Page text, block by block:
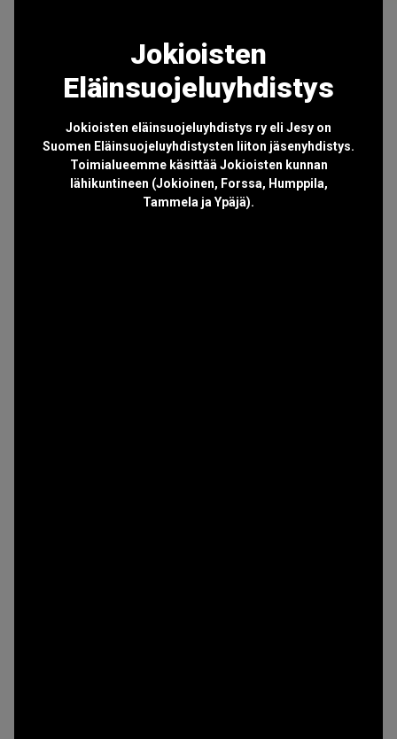
Jokioisten
Eläinsuojeluyhdistys
Jokioisten eläinsuojeluyhdistys ry eli Jesy on
Suomen Eläinsuojeluyhdistysten liiton jäsenyhdistys.
Toimialueemme käsittää Jokioisten kunnan
lähikuntineen (Jokioinen, Forssa, Humppila,
Tammela ja Ypäjä).